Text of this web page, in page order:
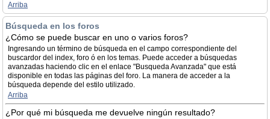
Arriba
Búsqueda en los foros
¿Cómo se puede buscar en uno o varios foros?
Ingresando un término de búsqueda en el campo correspondiente del
buscardor del index, foro ó en los temas. Puede acceder a búsquedas
avanzadas haciendo clic en el enlace "Busqueda Avanzada" que está
disponible en todas las páginas del foro. La manera de acceder a la
búsqueda depende del estilo utilizado.
Arriba
¿Por qué mi búsqueda me devuelve ningún resultado?